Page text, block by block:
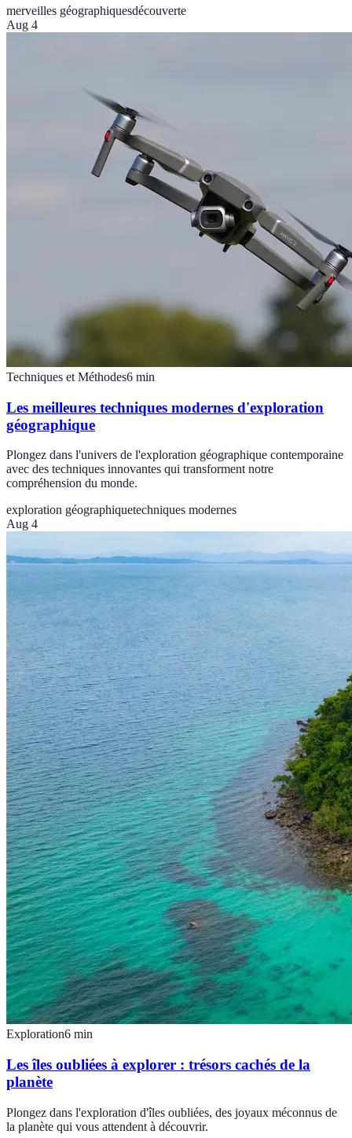
merveilles géographiquesdécouverte
Aug 4
Techniques et Méthodes6 min
Les meilleures techniques modernes d'exploration
géographique
Plongez dans l'univers de l'exploration géographique contemporaine
avec des techniques innovantes qui transforment notre
compréhension du monde.
exploration géographiquetechniques modernes
Aug 4
Exploration6 min
Les îles oubliées à explorer : trésors cachés de la
planète
Plongez dans l'exploration d'îles oubliées, des joyaux méconnus de
la planète qui vous attendent à découvrir.